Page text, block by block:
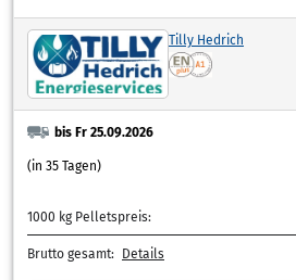
Tilly Hedrich
bis Fr 25.09.2026
(in 35 Tagen)
1000 kg Pelletspreis:
Brutto gesamt: Details